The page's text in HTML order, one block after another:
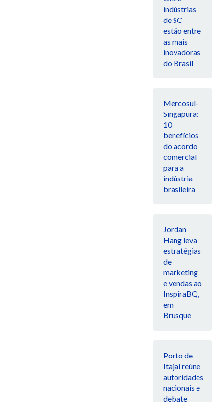
indústrias
de SC
estão entre
as mais
inovadoras
do Brasil
Mercosul-
Singapura:
10
benefícios
do acordo
comercial
para a
indústria
brasileira
Jordan
Hang leva
estratégias
de
marketing
e vendas ao
InspiraBQ,
em
Brusque
Porto de
Itajaí reúne
autoridades
nacionais e
debate